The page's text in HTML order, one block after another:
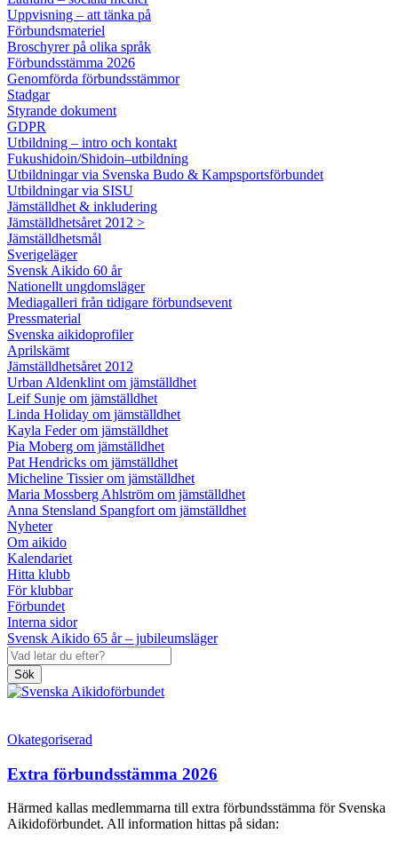
Uppvisning – att tänka på
Förbundsmateriel
Broschyrer på olika språk
Förbundsstämma 2026
Genomförda förbundsstämmor
Stadgar
Styrande dokument
GDPR
Utbildning – intro och kontakt
Fukushidoin/Shidoin–utbildning
Utbildningar via Svenska Budo & Kampsportsförbundet
Utbildningar via SISU
Jämställdhet & inkludering
Jämställdhetsåret 2012 >
Jämställdhetsmål
Sverigeläger
Svensk Aikido 60 år
Nationellt ungdomsläger
Mediagalleri från tidigare förbundsevent
Pressmaterial
Svenska aikidoprofiler
Aprilskämt
Jämställdhetsåret 2012
Urban Aldenklint om jämställdhet
Leif Sunje om jämställdhet
Linda Holiday om jämställdhet
Kayla Feder om jämställdhet
Pia Moberg om jämställdhet
Pat Hendricks om jämställdhet
Micheline Tissier om jämställdhet
Maria Mossberg Ahlström om jämställdhet
Anna Stensland Spangfort om jämställdhet
Nyheter
Om aikido
Kalendariet
Hitta klubb
För klubbar
Förbundet
Interna sidor
Svensk Aikido 65 år – jubileumsläger
Sök
Okategoriserad
Extra förbundsstämma 2026
Härmed kallas medlemmarna till extra förbundsstämma för Svenska
Aikidoförbundet. All information hittas på sidan: